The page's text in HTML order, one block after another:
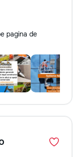
pagina de